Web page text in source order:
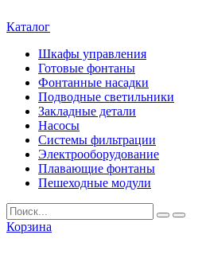
Каталог
Шкафы управления
Готовые фонтаны
Фонтанные насадки
Подводные светильники
Закладные детали
Насосы
Системы фильтрации
Электрооборудование
Плавающие фонтаны
Пешеходные модули
Корзина